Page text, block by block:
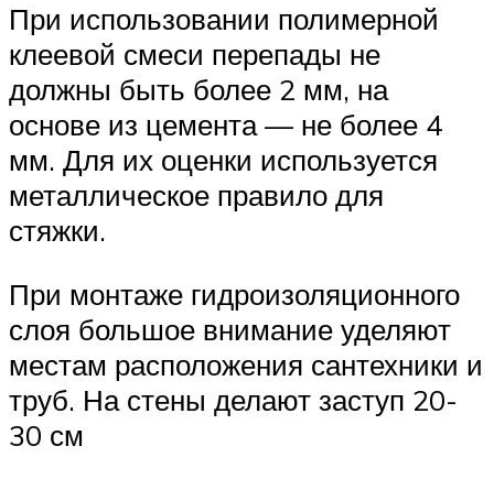
При использовании полимерной
клеевой смеси перепады не
должны быть более 2 мм, на
основе из цемента — не более 4
мм. Для их оценки используется
металлическое правило для
стяжки.
При монтаже гидроизоляционного
слоя большое внимание уделяют
местам расположения сантехники и
труб. На стены делают заступ 20-
30 см